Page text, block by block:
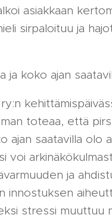
asiakkaan
sirpaloituu ja
ja koko ajan
toteaa, että
ajan saatavilla olo
voi
ja
innostuksen
stressi muuttuu